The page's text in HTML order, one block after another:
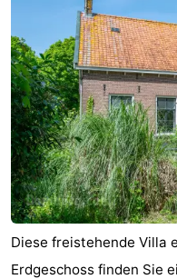
Diese freistehende Villa
Erdgeschoss finden Sie